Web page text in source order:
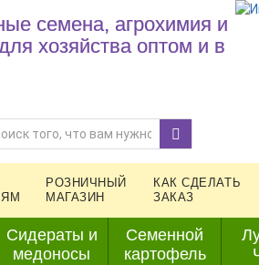
семена, агрохимия и
хозяйства оптом и в
РОЗНИЧНЫЙ
МАГАЗИН
КАК СДЕЛАТЬ
ЗАКАЗ
Сидераты и
медоносы
Семенной
картофель